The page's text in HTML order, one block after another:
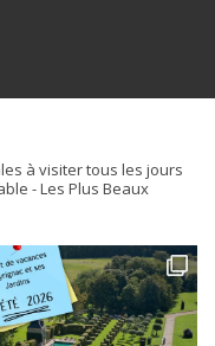
à visiter tous les jours
- Les Plus Beaux